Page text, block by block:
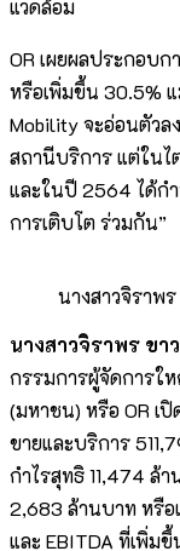
แวดล้อม
OR เผยผลประกอบ
หรือเพิ่มขึ้น 30.5%
Mobility จะอ่อนตัว
สถานีบริการ แต่ในไ
และในปี 2564 ได้ก
การเติบโต ร่วมกัน”
นางสาวจิราพ
นางสาวจิราพร ขา
กรรมการผู้จัดการใ
(มหาชน) หรือ OR เ
ขายและบริการ
กำไรสุทธิ 11,474 ล้
2,683 ล้านบาท หรือ
และ EBITDA ที่เพิ่มขึ้